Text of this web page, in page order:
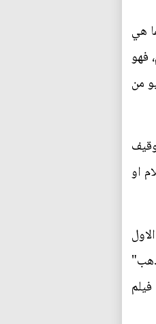
هي
فهو
من
كلفه التوقيف
او
وذهب"
وجائزة الاسد الذهبي في مهرجان البندقية العام 2000 عن فيلم